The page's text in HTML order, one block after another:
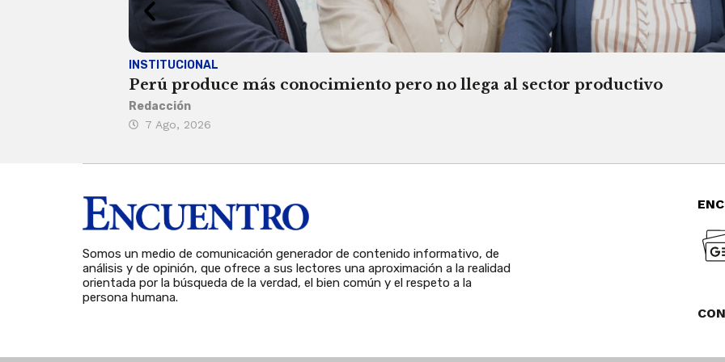
INSTITUCIONAL
Perú produce más conocimiento pero no llega al sector productivo
Redacción
7 Ago, 2026
Somos un medio de comunicación generador de contenido informativo, de
análisis y de opinión, que ofrece a sus lectores una aproximación a la realidad
orientada por la búsqueda de la verdad, el bien común y el respeto a la
persona humana.